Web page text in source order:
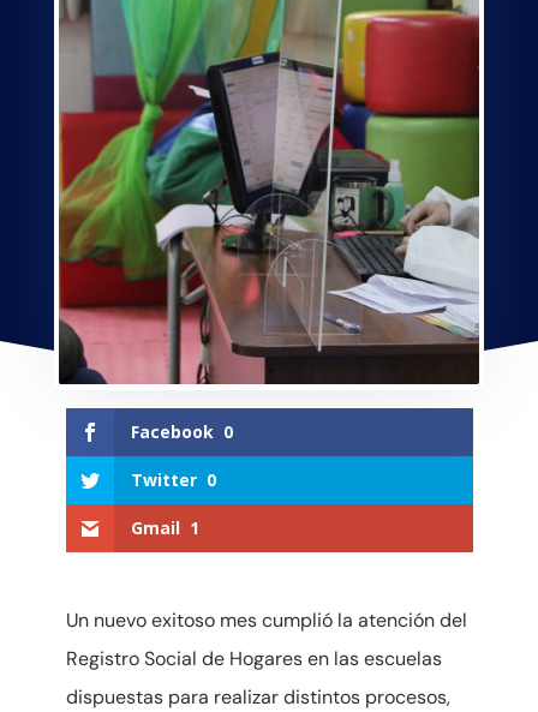
Facebook 0
Twitter 0
Gmail 1
Un nuevo exitoso mes cumplió la atención del
Registro Social de Hogares en las escuelas
dispuestas para realizar distintos procesos,